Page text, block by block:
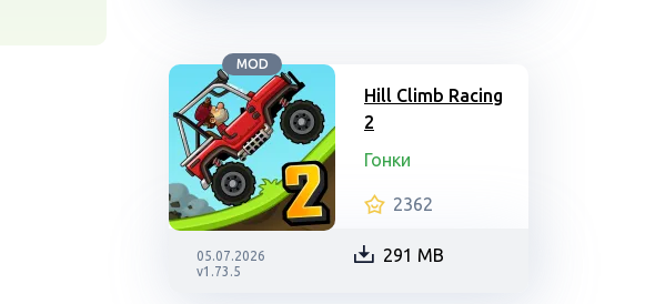
MOD
Hill Climb Racing
2
Гонки
2362
05.07.2026
v1.73.5
291 MB